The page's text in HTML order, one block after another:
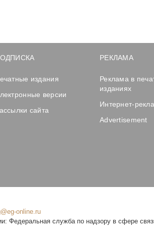
издания
версии
сайта
РЕКЛАМА
Реклама в
изданиях
Интернет-
Advertisement
служба по надзору в сфере